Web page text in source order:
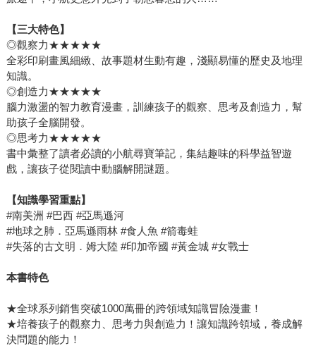
【三大特色】
◎觀察力★★★★★
全彩印刷畫風細緻、故事題材生動有趣，淺顯易懂的歷史及地理
知識。
◎創造力★★★★★
腦力激盪的智力教育漫畫，訓練孩子的觀察、思考及創造力，幫
助孩子全腦開發。
◎思考力★★★★★
書中彙整了讀者必讀的小航尋寶筆記，集結趣味的科學益智遊
戲，讓孩子從閱讀中動腦解開謎題。
【知識學習重點】
#南美洲 #巴西 #亞馬遜河
#地球之肺．亞馬遜雨林 #食人魚 #箭毒蛙
#失落的古文明．姆大陸 #印加帝國 #黃金城 #女戰士
本書特色
★全球系列銷售突破1000萬冊的跨領域知識冒險漫畫！
★培養孩子的觀察力、思考力與創造力！讓知識跨領域，養成解
決問題的能力！